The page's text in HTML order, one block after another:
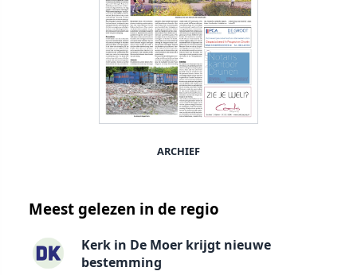
ARCHIEF
Meest gelezen in de regio
Kerk in De Moer krijgt nieuwe
bestemming